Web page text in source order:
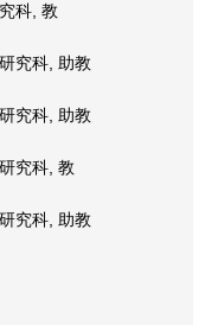
科, 教
究科, 助教
究科, 助教
究科, 教
究科, 助教